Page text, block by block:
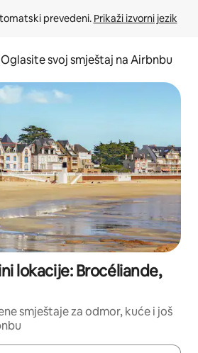
prevedeni. Prikaži izvorni jezik
Oglasite svoj smještaj na Airbnbu
lokacije: Brocéliande,
smještaje za odmor, kuće i još